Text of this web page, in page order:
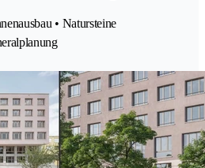
• Natursteine